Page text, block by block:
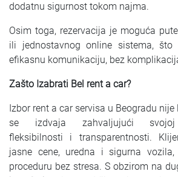
dodatnu sigurnost tokom najma.
Osim toga, rezervacija je moguća
ili jednostavnog online sistema,
efikasnu komunikaciju, bez
Zašto Izabrati Bel rent a car?
Izbor rent a car servisa u Beogradu
se izdvaja zahvaljujući svojoj
fleksibilnosti i transparentnosti.
jasne cene, uredna i sigurna
proceduru bez stresa. S obzirom na